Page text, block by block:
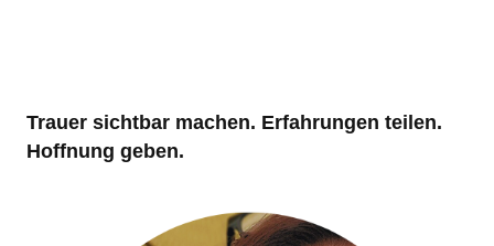
Trauer sichtbar machen. Erfahrungen teilen.
Hoffnung geben.